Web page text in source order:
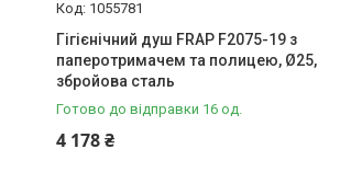
1055781
Гігієнічний душ FRAP F2075-19 з
паперотримачем та полицею, Ø25,
збройова сталь
Готово до відправки 16 од.
4 178 ₴